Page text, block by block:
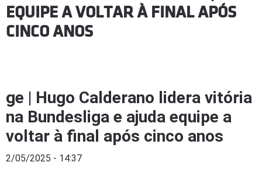
EQUIPE A VOLTAR À FINAL APÓS
CINCO ANOS
ge | Hugo Calderano lidera vitória
na Bundesliga e ajuda equipe a
voltar à final após cinco anos
2/05/2025 - 14:37